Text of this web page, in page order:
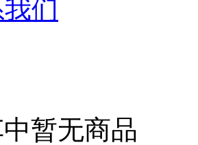
们
暂无商品